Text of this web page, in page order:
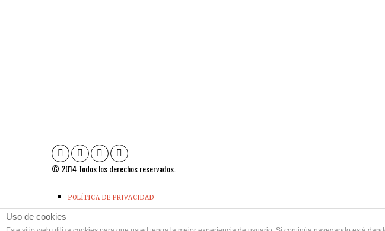
© 2014 Todos los derechos reservados.
POLÍTICA DE PRIVACIDAD
CONTACTO
Uso de cookies